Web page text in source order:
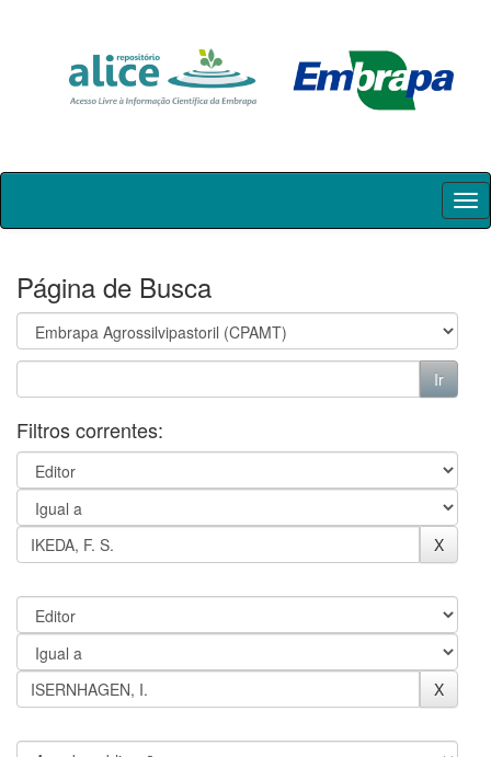
Skip
Página de Busca
Filtros correntes: